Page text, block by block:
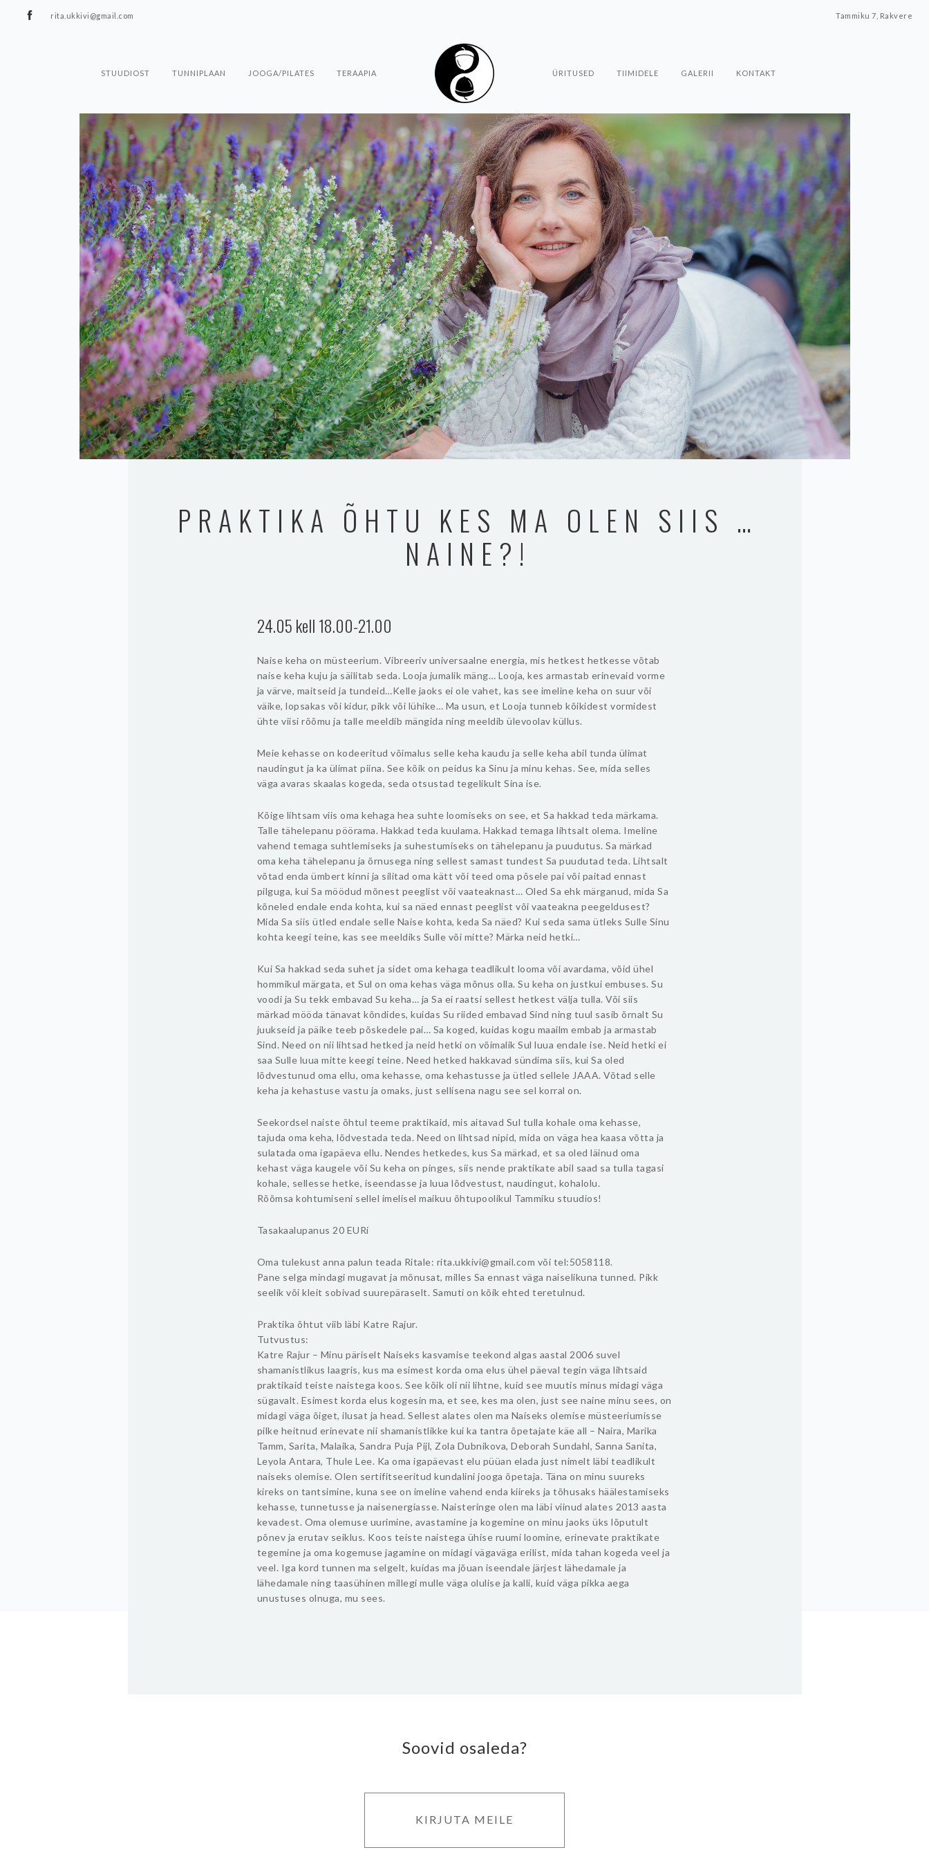
rita.ukkivi@gmail.com Tammiku 7, Rakvere
STUUDIOST TUNNIPLAAN JOOGA/PILATES TERAAPIA ÜRITUSED TIIMIDELE GALERII KONTAKT
PRAKTIKA ÕHTU KES MA OLEN SIIS …
NAINE?!
24.05 kell 18.00-21.00
Naise keha on müsteerium. Vibreeriv universaalne energia, mis hetkest hetkesse võtab
naise keha kuju ja säilitab seda. Looja jumalik mäng… Looja, kes armastab erinevaid vorme
ja värve, maitseid ja tundeid…Kelle jaoks ei ole vahet, kas see imeline keha on suur või
väike, lopsakas või kidur, pikk või lühike… Ma usun, et Looja tunneb kõikidest vormidest
ühte viisi rõõmu ja talle meeldib mängida ning meeldib ülevoolav küllus.
Meie kehasse on kodeeritud võimalus selle keha kaudu ja selle keha abil tunda ülimat
naudingut ja ka ülimat piina. See kõik on peidus ka Sinu ja minu kehas. See, mida selles
väga avaras skaalas kogeda, seda otsustad tegelikult Sina ise.
Kõige lihtsam viis oma kehaga hea suhte loomiseks on see, et Sa hakkad teda märkama.
Talle tähelepanu pöörama. Hakkad teda kuulama. Hakkad temaga lihtsalt olema. Imeline
vahend temaga suhtlemiseks ja suhestumiseks on tähelepanu ja puudutus. Sa märkad
oma keha tähelepanu ja õrnusega ning sellest samast tundest Sa puudutad teda. Lihtsalt
võtad enda ümbert kinni ja silitad oma kätt või teed oma põsele pai või paitad ennast
pilguga, kui Sa möödud mõnest peeglist või vaateaknast… Oled Sa ehk märganud, mida Sa
kõneled endale enda kohta, kui sa näed ennast peeglist või vaateakna peegeldusest?
Mida Sa siis ütled endale selle Naise kohta, keda Sa näed? Kui seda sama ütleks Sulle Sinu
kohta keegi teine, kas see meeldiks Sulle või mitte? Märka neid hetki…
Kui Sa hakkad seda suhet ja sidet oma kehaga teadlikult looma või avardama, võid ühel
hommikul märgata, et Sul on oma kehas väga mõnus olla. Su keha on justkui embuses. Su
voodi ja Su tekk embavad Su keha… ja Sa ei raatsi sellest hetkest välja tulla. Või siis
märkad mööda tänavat kõndides, kuidas Su riided embavad Sind ning tuul sasib õrnalt Su
juukseid ja päike teeb põskedele pai… Sa koged, kuidas kogu maailm embab ja armastab
Sind. Need on nii lihtsad hetked ja neid hetki on võimalik Sul luua endale ise. Neid hetki ei
saa Sulle luua mitte keegi teine. Need hetked hakkavad sündima siis, kui Sa oled
lõdvestunud oma ellu, oma kehasse, oma kehastusse ja ütled sellele JAAA. Võtad selle
keha ja kehastuse vastu ja omaks, just sellisena nagu see sel korral on.
Seekordsel naiste õhtul teeme praktikaid, mis aitavad Sul tulla kohale oma kehasse,
tajuda oma keha, lõdvestada teda. Need on lihtsad nipid, mida on väga hea kaasa võtta ja
sulatada oma igapäeva ellu. Nendes hetkedes, kus Sa märkad, et sa oled läinud oma
kehast väga kaugele või Su keha on pinges, siis nende praktikate abil saad sa tulla tagasi
kohale, sellesse hetke, iseendasse ja luua lõdvestust, naudingut, kohalolu.
Rõõmsa kohtumiseni sellel imelisel maikuu õhtupoolikul Tammiku stuudios!
Tasakaalupanus 20 EURi
Oma tulekust anna palun teada Ritale: rita.ukkivi@gmail.com või tel:5058118.
Pane selga mindagi mugavat ja mõnusat, milles Sa ennast väga naiselikuna tunned. Pikk
seelik või kleit sobivad suurepäraselt. Samuti on kõik ehted teretulnud.
Praktika õhtut viib läbi Katre Rajur.
Tutvustus:
Katre Rajur – Minu päriselt Naiseks kasvamise teekond algas aastal 2006 suvel
shamanistlikus laagris, kus ma esimest korda oma elus ühel päeval tegin väga lihtsaid
praktikaid teiste naistega koos. See kõik oli nii lihtne, kuid see muutis minus midagi väga
sügavalt. Esimest korda elus kogesin ma, et see, kes ma olen, just see naine minu sees, on
midagi väga õiget, ilusat ja head. Sellest alates olen ma Naiseks olemise müsteeriumisse
pilke heitnud erinevate nii shamanistlikke kui ka tantra õpetajate käe all – Naira, Marika
Tamm, Sarita, Malaika, Sandra Puja Pijl, Zola Dubnikova, Deborah Sundahl, Sanna Sanita,
Leyola Antara, Thule Lee. Ka oma igapäevast elu püüan elada just nimelt läbi teadlikult
naiseks olemise. Olen sertifitseeritud kundalini jooga õpetaja. Täna on minu suureks
kireks on tantsimine, kuna see on imeline vahend enda kiireks ja tõhusaks häälestamiseks
kehasse, tunnetusse ja naisenergiasse. Naisteringe olen ma läbi viinud alates 2013 aasta
kevadest. Oma olemuse uurimine, avastamine ja kogemine on minu jaoks üks lõputult
põnev ja erutav seiklus. Koos teiste naistega ühise ruumi loomine, erinevate praktikate
tegemine ja oma kogemuse jagamine on midagi vägaväga erilist, mida tahan kogeda veel ja
veel. Iga kord tunnen ma selgelt, kuidas ma jõuan iseendale järjest lähedamale ja
lähedamale ning taasühinen millegi mulle väga olulise ja kalli, kuid väga pikka aega
unustuses olnuga, mu sees.
Soovid osaleda?
KIRJUTA MEILE